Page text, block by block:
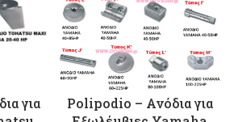
για
Polipodio – Ανόδια για